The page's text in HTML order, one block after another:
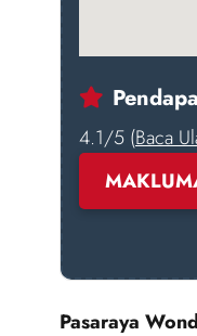
4.1/5 (Baca
Pasaraya